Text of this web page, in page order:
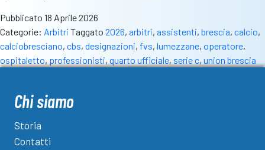
Pubblicato 18 Aprile 2026
Categorie: Arbitri Taggato 2026, arbitri, assistenti, brescia, calcio,
calciobresciano, cbs, designazioni, fvs, lumezzane, operatore,
ospitaletto, professionisti, quarto ufficiale, serie c, union brescia
Chi siamo
Storia
Contatti